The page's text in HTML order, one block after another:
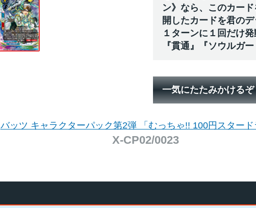
ン》なら、このカー
開したカードを君の
１ターンに１回だけ発
『貫通』『ソウルガー
一気にたたみかけるぞ
バッツ キャラクターパック第2弾 「むっちゃ!! 100円スタード
X-CP02/0023